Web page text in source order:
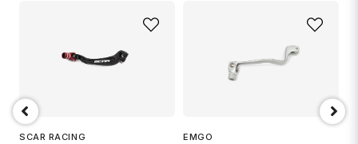
SCAR RACING EMGO